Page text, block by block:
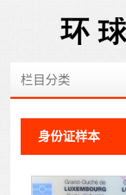
栏目分类
身份证样本